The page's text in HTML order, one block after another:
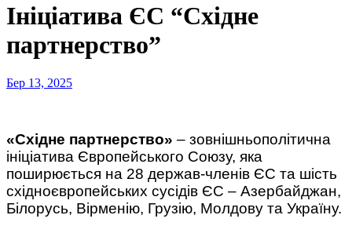
Ініціатива ЄС “Східне
партнерство”
Бер 13, 2025
«Східне партнерство» – зовнішньополітична
ініціатива Європейського Союзу, яка
поширюється на 28 держав-членів ЄС та шість
східноєвропейських сусідів ЄС – Азербайджан,
Білорусь, Вірменію, Грузію, Молдову та Україну.